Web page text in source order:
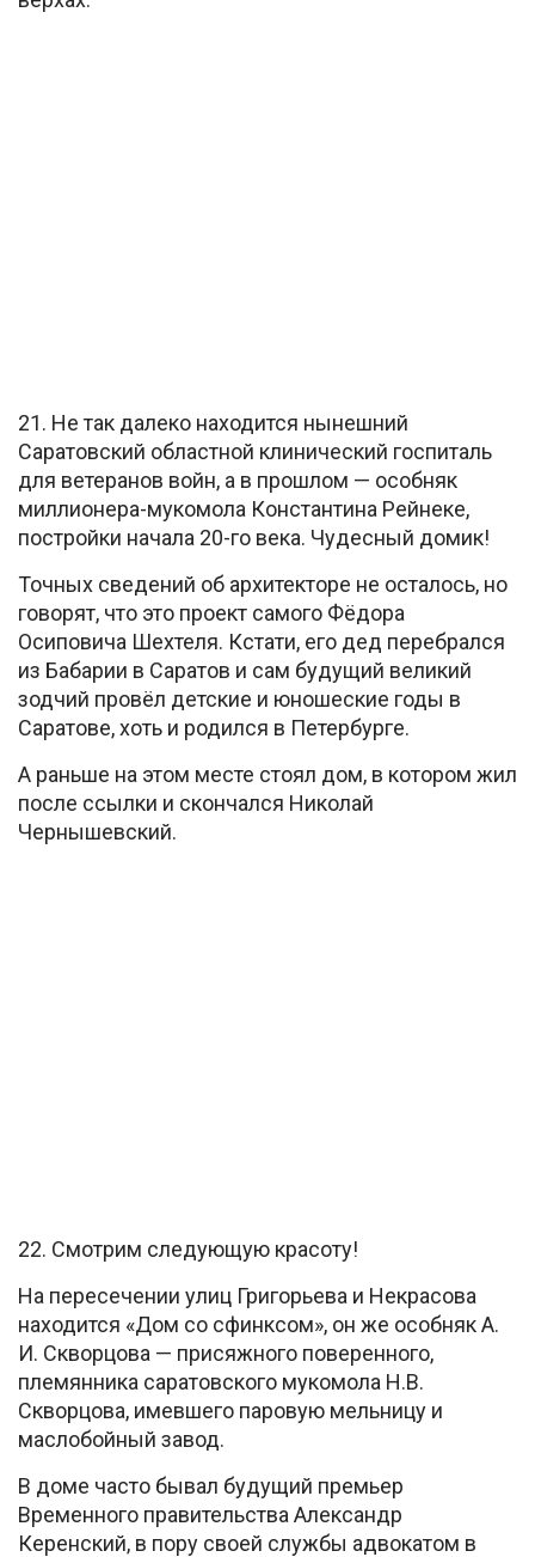
21. Не так далеко находится нынешний
Саратовский областной клинический госпиталь
для ветеранов войн, а в прошлом — особняк
миллионера-мукомола Константина Рейнеке,
постройки начала 20-го века. Чудесный домик!
Точных сведений об архитекторе не осталось, но
говорят, что это проект самого Фёдора
Осиповича Шехтеля. Кстати, его дед перебрался
из Бабарии в Саратов и сам будущий великий
зодчий провёл детские и юношеские годы в
Саратове, хоть и родился в Петербурге.
А раньше на этом месте стоял дом, в котором жил
после ссылки и скончался Николай
Чернышевский.
22. Смотрим следующую красоту!
На пересечении улиц Григорьева и Некрасова
находится «Дом со сфинксом», он же особняк А.
И. Скворцова — присяжного поверенного,
племянника саратовского мукомола Н.В.
Скворцова, имевшего паровую мельницу и
маслобойный завод.
В доме часто бывал будущий премьер
Временного правительства Александр
Керенский, в пору своей службы адвокатом в